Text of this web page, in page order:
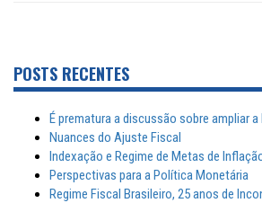
POSTS RECENTES
É prematura a discussão sobre ampliar a
Nuances do Ajuste Fiscal
Indexação e Regime de Metas de
Perspectivas para a Política Monetária
Regime Fiscal Brasileiro, 25 anos de